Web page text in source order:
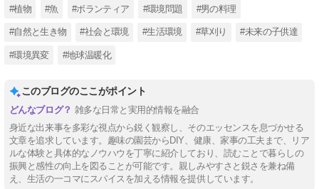
#植物 #魚 #ボランティア #環境問題 #男の料理
#自然と生き物 #社会と環境 #生活環境 #草刈り #未来の子供達
#環境異変 #地球温暖化
このブログのここがポイント
雑多な日常と実用的情報を融合
身近な出来事を多彩な視点から鋭く観察し、そのエッセンスを息づかせる
文章を追求しています。趣味の園芸からDIY、健康、家事の工夫まで、リア
ルな体験と具体的なノウハウを丁寧に紹介しており、読むことで暮らしの
振興と感性の向上を図ることが可能です。親しみやすさと鋭さを兼ね備
え、生活の一コマにスパイスを加える情報を提供しています。